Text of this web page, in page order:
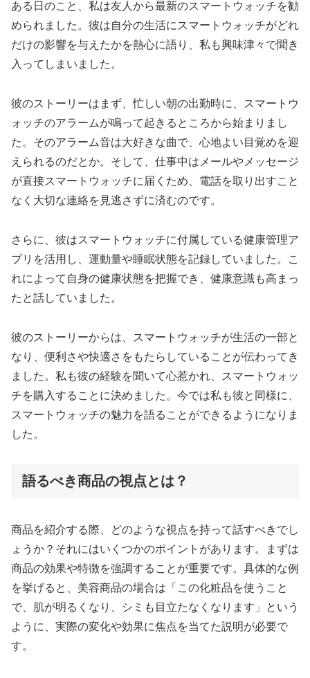
ある日のこと、私は友人から最新のスマートウォッチを勧
められました。彼は自分の生活にスマートウォッチがどれ
だけの影響を与えたかを熱心に語り、私も興味津々で聞き
入ってしまいました。
彼のストーリーはまず、忙しい朝の出勤時に、スマートウ
ォッチのアラームが鳴って起きるところから始まりまし
た。そのアラーム音は大好きな曲で、心地よい目覚めを迎
えられるのだとか。そして、仕事中はメールやメッセージ
が直接スマートウォッチに届くため、電話を取り出すこと
なく大切な連絡を見逃さずに済むのです。
さらに、彼はスマートウォッチに付属している健康管理ア
プリを活用し、運動量や睡眠状態を記録していました。こ
れによって自身の健康状態を把握でき、健康意識も高まっ
たと話していました。
彼のストーリーからは、スマートウォッチが生活の一部と
なり、便利さや快適さをもたらしていることが伝わってき
ました。私も彼の経験を聞いて心惹かれ、スマートウォッ
チを購入することに決めました。今では私も彼と同様に、
スマートウォッチの魅力を語ることができるようになりま
した。
語るべき商品の視点とは？
商品を紹介する際、どのような視点を持って話すべきでし
ょうか？それにはいくつかのポイントがあります。まずは
商品の効果や特徴を強調することが重要です。具体的な例
を挙げると、美容商品の場合は「この化粧品を使うこと
で、肌が明るくなり、シミも目立たなくなります」という
ように、実際の変化や効果に焦点を当てた説明が必要で
す。